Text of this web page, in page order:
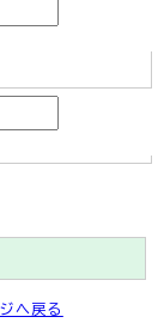
へ戻る